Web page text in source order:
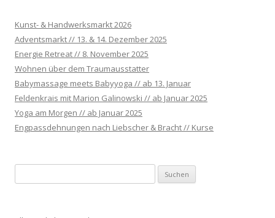
Kunst- & Handwerksmarkt 2026
Adventsmarkt // 13. & 14. Dezember 2025
Energie Retreat // 8. November 2025
Wohnen über dem Traumausstatter
Babymassage meets Babyyoga // ab 13. Januar
Feldenkrais mit Marion Galinowski // ab Januar 2025
Yoga am Morgen // ab Januar 2025
Engpassdehnungen nach Liebscher & Bracht // Kurse
u